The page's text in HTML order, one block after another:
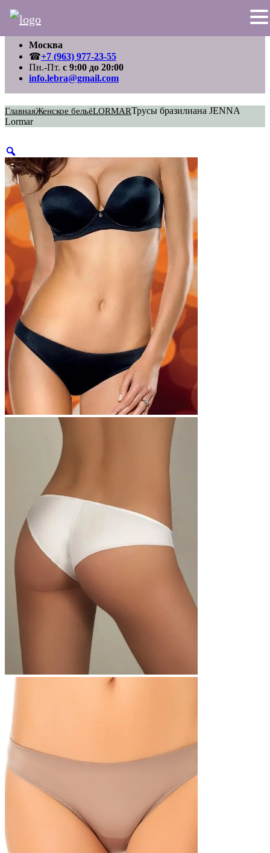
Перейти
содержимому
Москва
☎+7 (963) 977-23-55
Пн.-Пт. с 9:00 до 20:00
info.lebra@gmail.com
ГлавнаяЖенское бельёLORMARТрусы бразилиана JENNA
Lormar